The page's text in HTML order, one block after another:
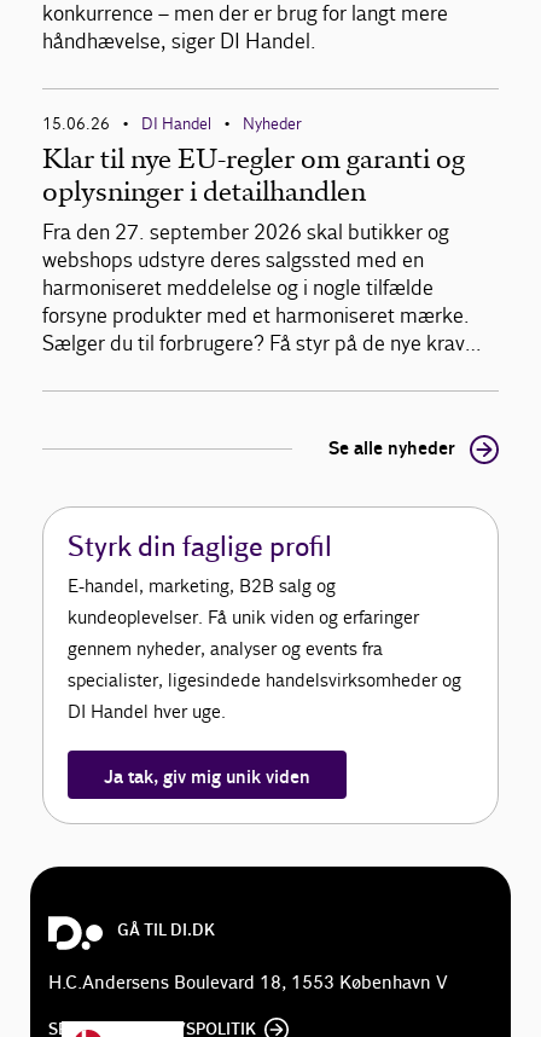
konkurrence – men der er brug for langt mere
håndhævelse, siger DI Handel.
15.06.26 • DI Handel • Nyheder
Klar til nye EU-regler om garanti og
oplysninger i detailhandlen
Fra den 27. september 2026 skal butikker og
webshops udstyre deres salgssted med en
harmoniseret meddelelse og i nogle tilfælde
forsyne produkter med et harmoniseret mærke.
Sælger du til forbrugere? Få styr på de nye krav…
Se alle nyheder
Styrk din faglige profil
E-handel, marketing, B2B salg og
kundeoplevelser. Få unik viden og erfaringer
gennem nyheder, analyser og events fra
specialister, ligesindede handelsvirksomheder og
DI Handel hver uge.
Ja tak, giv mig unik viden
GÅ TIL DI.DK
H.C.Andersens Boulevard 18, 1553 København V
SE DI'S PRIVATLIVSPOLITIK